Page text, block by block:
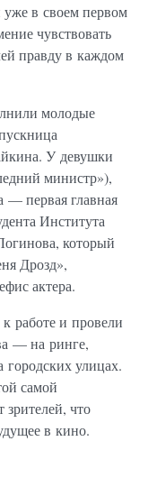
в своем первом
чувствовать
правду в каждом
молодые
У девушки
министр»),
первая главная
Института
который
Дрозд»,
актера.
работе и провели
— на ринге,
улицах.
самой
зрителей, что
в кино.